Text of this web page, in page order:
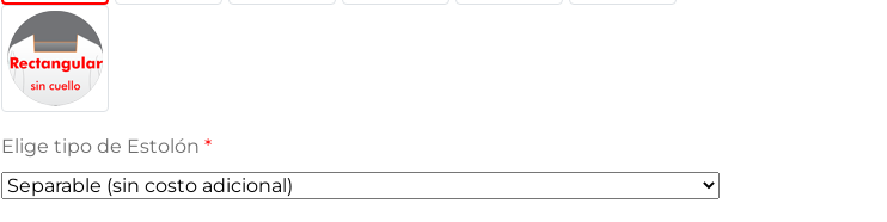
Elige tipo de Estolón *